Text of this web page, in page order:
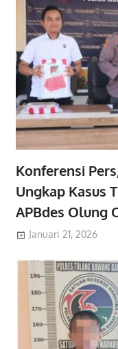
Konferensi
Ungkap Kasus
APBdes Olung
Januari 21, 2026